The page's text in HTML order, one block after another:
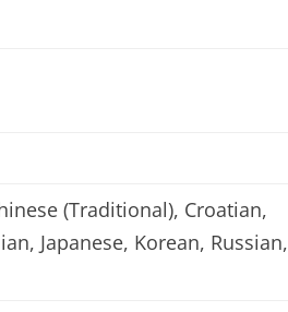
(Traditional), Croatian,
Japanese, Korean, Russian,